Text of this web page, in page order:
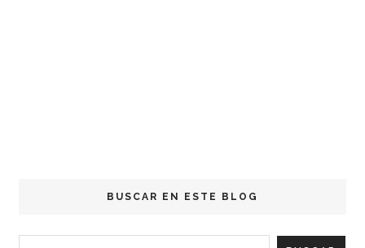
BUSCAR EN ESTE BLOG